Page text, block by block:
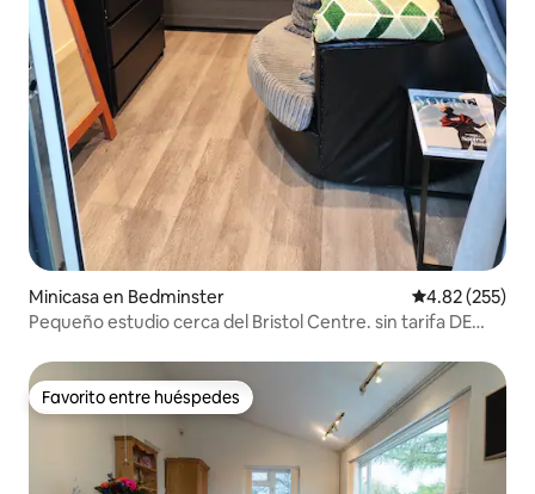
Minicasa en Bedminster Calificación
4.82 (255)
Pequeño estudio cerca del Bristol Centre. sin tarifa DE
Favorito entre huéspedes
Favorito entre huéspedes